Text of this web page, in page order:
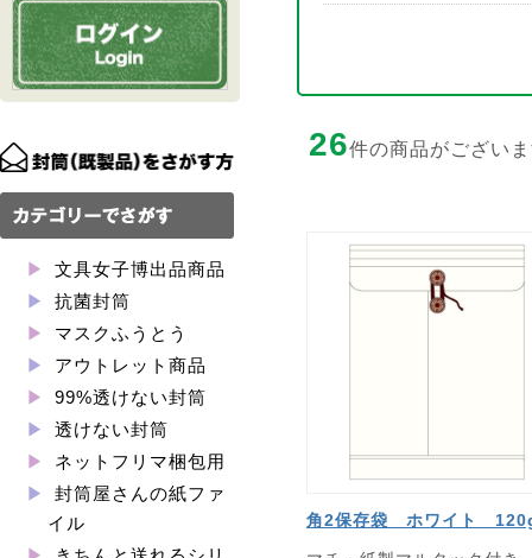
文具女子博出品商品
抗菌封筒
マスクふうとう
アウトレット商品
99%透けない封筒
透けない封筒
ネットフリマ梱包用
封筒屋さんの紙ファ
イル
26件の商品がござい
角2保存袋 ホワイト